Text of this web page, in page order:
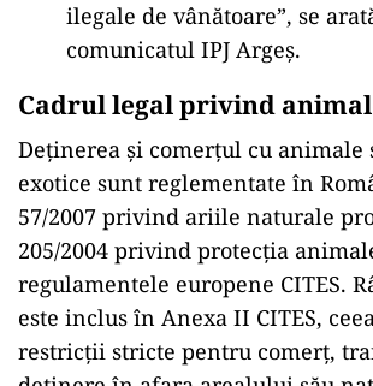
ilegale de vânătoare”, se
comunicatul IPJ Argeș.
Cadrul legal privind
Deținerea și comerțul cu animale
exotice sunt reglementate în
57/2007 privind ariile naturale
205/2004 privind protecția
regulamentele europene CITES.
este inclus în Anexa II CITES,
restricții stricte pentru comerț,